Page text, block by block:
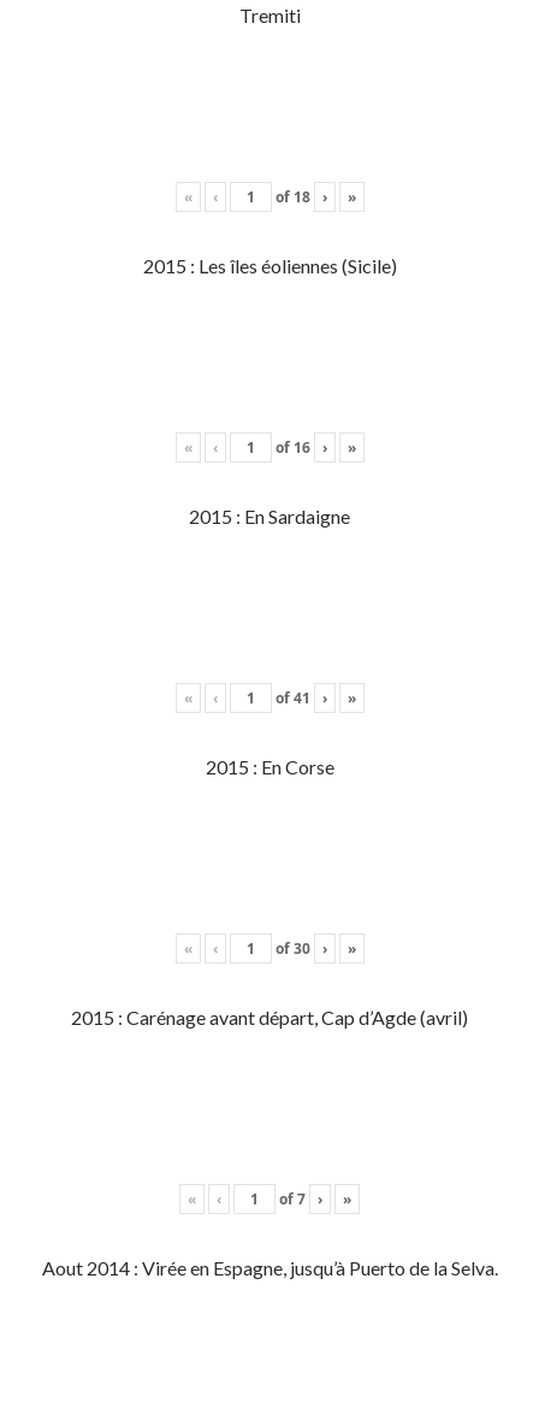
Tremiti
« ‹ of 18 › »
2015 : Les îles éoliennes (Sicile)
« ‹ of 16 › »
2015 : En Sardaigne
« ‹ of41 › »
2015 : En Corse
« ‹ of30 › »
2015 : Carénage avant départ, Cap d’Agde (avril)
« ‹ of7 › »
Aout 2014 : Virée en Espagne, jusqu’à Puerto de la Selva.